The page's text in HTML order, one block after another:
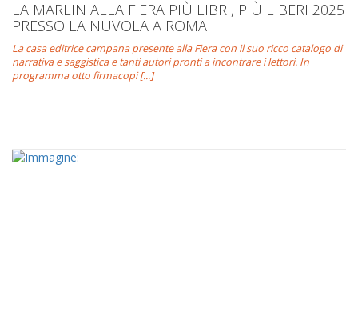
LA MARLIN ALLA FIERA PIÙ LIBRI, PIÙ LIBERI 2025
PRESSO LA NUVOLA A ROMA
La casa editrice campana presente alla Fiera con il suo ricco catalogo di
narrativa e saggistica e tanti autori pronti a incontrare i lettori. In
programma otto firmacopi [...]